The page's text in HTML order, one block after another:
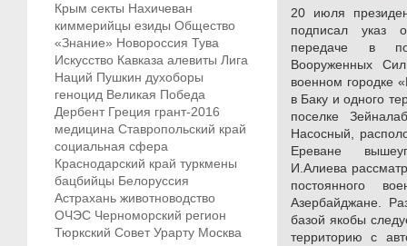
Крым секты Нахичеван
киммерийцы езиды Общество
«Знание» Новороссия Тува
Искусство Кавказа алевиты Лига
Наций Пушкин духоборы
геноцид Великая Победа
Дербент Греция грант-2016
медицина Ставропольский край
социальная сфера
Краснодарский край туркмены
бацбийцы Белоруссия
Астрахань животноводство
ОЧЭС Черноморский регион
Тюркский Совет Урарту Москва
20 июля
подписал указ
передаче в
Вооруженных
военном городке
в Баку и одного
поселке
Насосный,
Ереване
И.Алиева
постоянного
Азербайджане.
базой якобы
территорию с